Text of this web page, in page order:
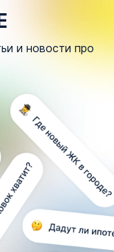
и новости про